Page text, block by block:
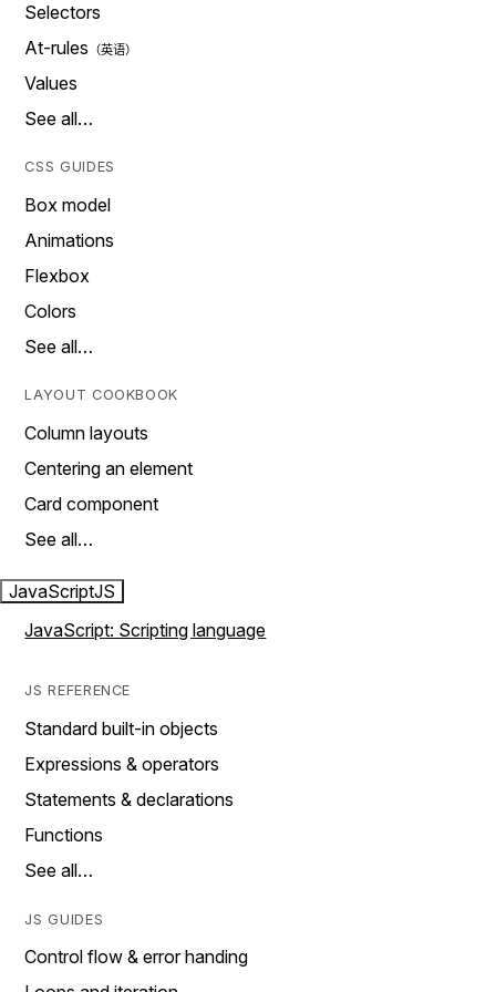
Selectors
At-rules
Values
See all…
CSS GUIDES
Box model
Animations
Flexbox
Colors
See all…
LAYOUT COOKBOOK
Column layouts
Centering an element
Card component
See all…
JavaScriptJS
JavaScript: Scripting language
JS REFERENCE
Standard built-in objects
Expressions & operators
Statements & declarations
Functions
See all…
JS GUIDES
Control flow & error handing